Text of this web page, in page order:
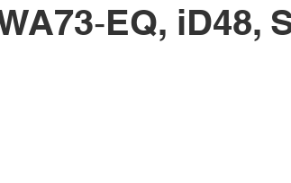
iD48,